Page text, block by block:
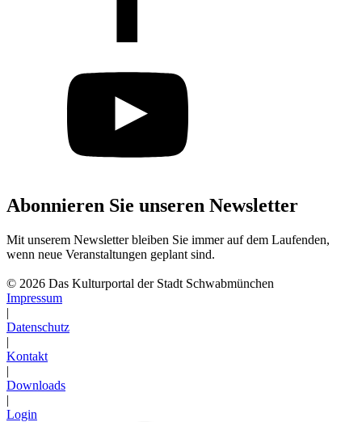
Abonnieren Sie unseren Newsletter
Mit unserem Newsletter bleiben Sie immer auf dem Laufenden,
wenn neue Veranstaltungen geplant sind.
© 2026 Das Kulturportal der Stadt Schwabmünchen
Impressum
|
Datenschutz
|
Kontakt
|
Downloads
|
Login